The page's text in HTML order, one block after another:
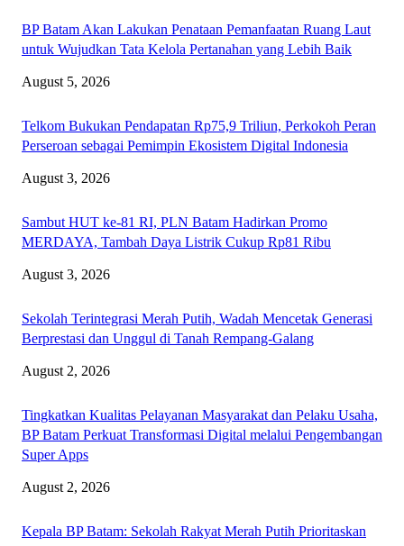
BP Batam Akan Lakukan Penataan Pemanfaatan Ruang Laut
untuk Wujudkan Tata Kelola Pertanahan yang Lebih Baik
August 5, 2026
Telkom Bukukan Pendapatan Rp75,9 Triliun, Perkokoh Peran
Perseroan sebagai Pemimpin Ekosistem Digital Indonesia
August 3, 2026
Sambut HUT ke-81 RI, PLN Batam Hadirkan Promo
MERDAYA, Tambah Daya Listrik Cukup Rp81 Ribu
August 3, 2026
Sekolah Terintegrasi Merah Putih, Wadah Mencetak Generasi
Berprestasi dan Unggul di Tanah Rempang-Galang
August 2, 2026
Tingkatkan Kualitas Pelayanan Masyarakat dan Pelaku Usaha,
BP Batam Perkuat Transformasi Digital melalui Pengembangan
Super Apps
August 2, 2026
Kepala BP Batam: Sekolah Rakyat Merah Putih Prioritaskan